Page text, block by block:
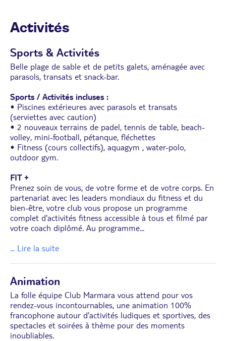
• Avec supplément : chambre vue mer partielle,
chambre vue mer.
Activités
Sports & Activités
Belle plage de sable et de petits galets, aménagée avec
parasols, transats et snack-bar.
Sports / Activités incluses :
• Piscines extérieures avec parasols et transats
(serviettes avec caution)
• 2 nouveaux terrains de padel, tennis de table, beach-
volley, mini-football, pétanque, fléchettes
• Fitness (cours collectifs), aquagym , water-polo,
outdoor gym.
FIT +
Prenez soin de vous, de votre forme et de votre corps. En
partenariat avec les leaders mondiaux du fitness et du
bien-être, votre club vous propose un programme
complet d'activités fitness accessible à tous et filmé par
votre coach diplômé. Au programme...
... Lire la suite
Animation
La folle équipe Club Marmara vous attend pour vos
rendez-vous incontournables, une animation 100%
francophone autour d’activités ludiques et sportives, des
spectacles et soirées à thème pour des moments
inoubliables.